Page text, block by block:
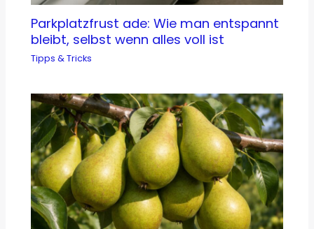
Parkplatzfrust ade: Wie man entspannt
bleibt, selbst wenn alles voll ist
Tipps & Tricks